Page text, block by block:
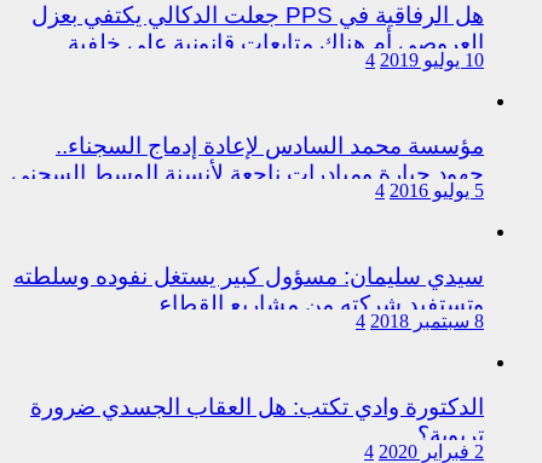
هل الرفاقية في PPS جعلت الدكالي يكتفي بعزل
العروصي أم هناك متابعات قانونية على خلفية
اختلالات التسيير بمندوبية سيدي سليمان
10 يوليو 2019 4
مؤسسة محمد السادس لإعادة إدماج السجناء..
جهود جبارة ومبادرات ناجعة لأنسنة الوسط السجني
5 يوليو 2016 4
سيدي سليمان: مسؤول كبير يستغل نفوده وسلطته
وتستفيد شركته من مشاريع القطاع
8 سبتمبر 2018 4
الدكتورة وادي تكتب: هل العقاب الجسدي ضرورة
تربوية؟
2 فبراير 2020 4